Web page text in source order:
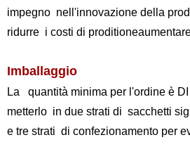
impegno nell'innovazione della
ridurre i costi di
Imballaggio
La quantità minima per l'ordine è
metterlo in due strati di sacchetti
e tre strati di confezionamento per